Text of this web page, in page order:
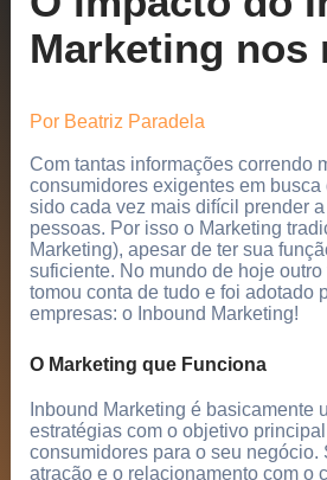
Marketing nos
Por Beatriz Paradela
Com tantas informações correndo
consumidores exigentes em busca
sido cada vez mais difícil prender
pessoas. Por isso o Marketing
Marketing), apesar de ter sua
suficiente. No mundo de hoje
tomou conta de tudo e foi adotado
empresas: o Inbound Marketing!
O Marketing que Funciona
Inbound Marketing é basicamente
estratégias com o objetivo
consumidores para o seu negócio.
atração e o relacionamento com o